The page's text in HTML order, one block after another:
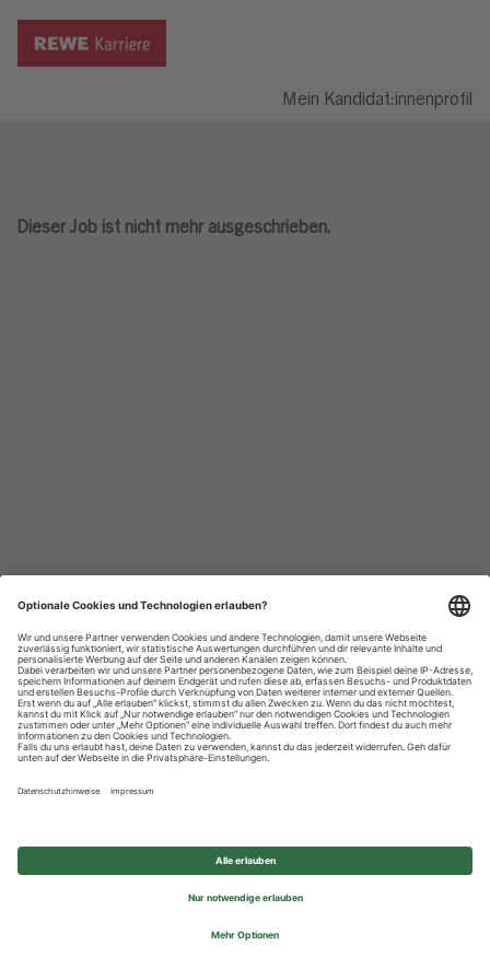
Mein Kandidat:innenprofil
Dieser Job ist nicht mehr ausgeschrieben.
Datenschutzhinweise
Impressum
Privatsphäre-Einstellungen
© 2026 REWE Group - All rights reserved